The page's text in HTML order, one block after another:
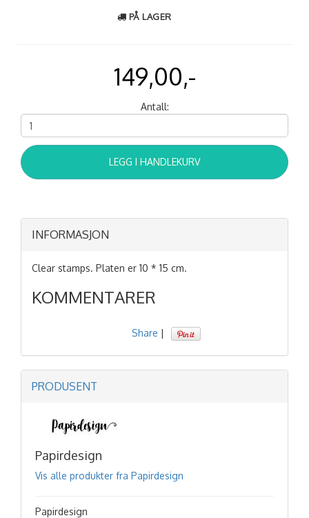
PÅ LAGER
149,00,-
Antall:
LEGG I HANDLEKURV
INFORMASJON
Clear stamps. Platen er 10 * 15 cm.
KOMMENTARER
Share |
PRODUSENT
Papirdesign
Vis alle produkter fra Papirdesign
Papirdesign